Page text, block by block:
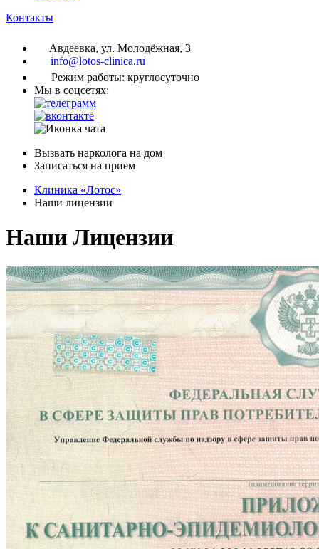
Контакты
Авдеевка, ул. Молодёжная, 3
info@lotos-clinica.ru
Режим работы: круглосуточно
Мы в соцсетях:
Вызвать нарколога на дом
Записаться на прием
Клиника «Лотос»
Наши лицензии
Наши Лицензии